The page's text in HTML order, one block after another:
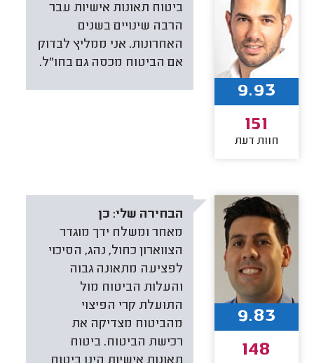
ביטוח תאונות אישיות עבר
הרבה שינויים בשנים
האחרונות. אני ממליץ לבדוק
אם הביטוח מכסה גם בחו"ל.
9.93
151
חוות דעת
הבחירה שלי: כן
מאחר ומשלח ידך מוגדר
הצווארון כחול, נהג, הסיכוי
לפציעה מתאונה גבוה
והעלות הביטוח מול
התועלת קרי הפיצוי
מהביטוח מצדיקה את
רכישת הביטוח. ביטוח
9.83
148